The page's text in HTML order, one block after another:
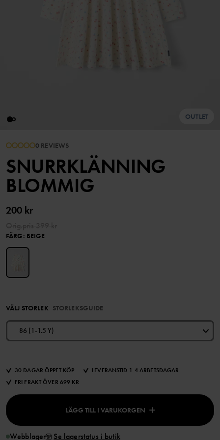
OUTLET
0 REVIEWS
SNURRKLÄNNING
BLOMMIG
200 kr
FÄRG: BEIGE
VÄLJ STORLEK STORLEKSGUIDE
86 (1-1.5 Y)
30 DAGAR ÖPPET KÖP
LEVERANSTID 1-4 ARBETSDAGAR
FRI FRAKT ÖVER 699 KR
LÄGG TILL I VARUKORGEN
Webblager Se lagerstatus i butik